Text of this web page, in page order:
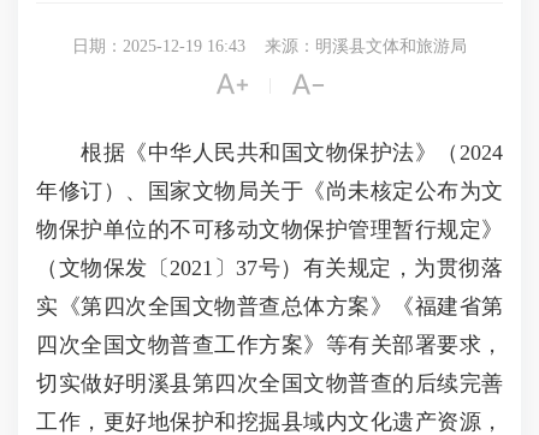
日期：2025-12-19 16:43 来源：明溪县文体和旅游局
 
根据《中华人民共和国文物保护法》（2024
年修订）、国家文物局关于《尚未核定公布为文
物保护单位的不可移动文物保护管理暂行规定》
（文物保发〔2021〕37号）有关规定，为贯彻落
实《第四次全国文物普查总体方案》《福建省第
四次全国文物普查工作方案》等有关部署要求，
切实做好明溪县第四次全国文物普查的后续完善
工作，更好地保护和挖掘县域内文化遗产资源，